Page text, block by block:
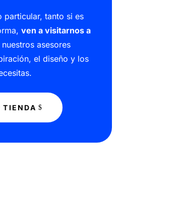
particular, tanto si es
ven a visitarnos a
asesores
el diseño y los
TIENDA